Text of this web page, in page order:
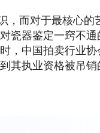
，而对于最核心的
瓷器鉴定一窍不通
，中国拍卖行业协
其执业资格被吊销